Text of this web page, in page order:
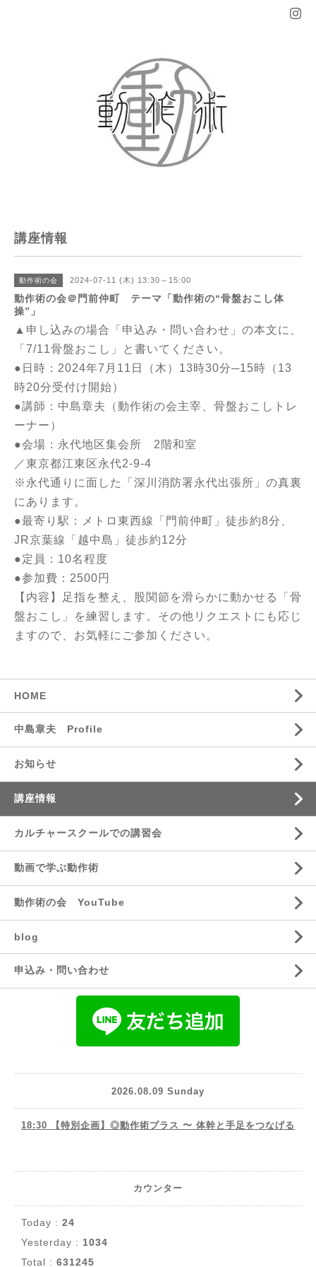
講座情報
動作術の会 2024-07-11 (木) 13:30～15:00
動作術の会＠門前仲町 テーマ「動作術の“骨盤おこし体
操”」
▲申し込みの場合「申込み・問い合わせ」の本文に、
「7/11骨盤おこし」と書いてください。
●日時：2024年7月11日（木）13時30分─15時（13
時20分受付け開始）
●講師：中島章夫（動作術の会主宰、骨盤おこしトレ
ーナー）
●会場：永代地区集会所 2階和室
／東京都江東区永代2-9-4
※永代通りに面した「深川消防署永代出張所」の真裏
にあります。
●最寄り駅：メトロ東西線「門前仲町」徒歩約8分、
JR京葉線「越中島」徒歩約12分
●定員：10名程度
●参加費：2500円
【内容】足指を整え、股関節を滑らかに動かせる「骨
盤おこし」を練習します。その他リクエストにも応じ
ますので、お気軽にご参加ください。
HOME
中島章夫 Profile
お知らせ
講座情報
カルチャースクールでの講習会
動画で学ぶ動作術
動作術の会 YouTube
blog
申込み・問い合わせ
2026.08.09 Sunday
18:30 【特別企画】◎動作術プラス 〜 体幹と手足をつなげる
カウンター
Today : 24
Yesterday : 1034
Total : 631245